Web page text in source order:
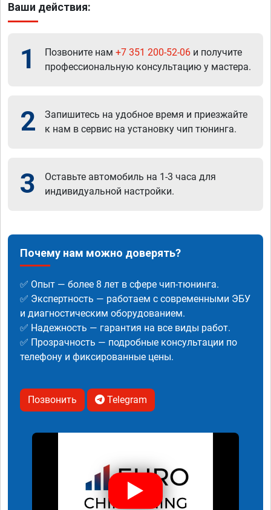
Ваши действия:
1 Позвоните нам +7 351 200-52-06 и получите
профессиональную консультацию у мастера.
2
Запишитесь на удобное время и приезжайте
к нам в сервис на установку чип тюнинга.
3
Оставьте автомобиль на 1-3 часа для
индивидуальной настройки.
Почему нам можно доверять?
✅ Опыт — более 8 лет в сфере чип-тюнинга.
✅ Экспертность — работаем с современными ЭБУ
и диагностическим оборудованием.
✅ Надежность — гарантия на все виды работ.
✅ Прозрачность — подробные консультации по
телефону и фиксированные цены.
Позвонить Telegram